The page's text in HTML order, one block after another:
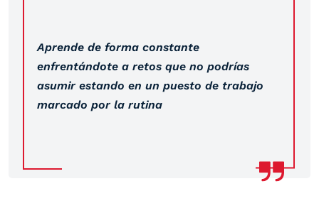
Aprende de forma constante
enfrentándote a retos que no podrías
asumir estando en un puesto de trabajo
marcado por la rutina